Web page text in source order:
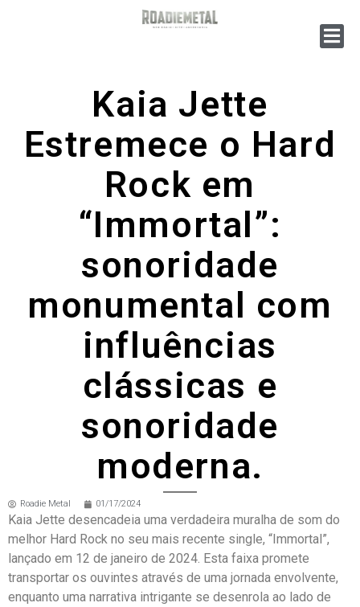
Kaia Jette
Estremece o Hard
Rock em
“Immortal”:
sonoridade
monumental com
influências
clássicas e
sonoridade
moderna.
Roadie Metal 01/17/2024
Kaia Jette desencadeia uma verdadeira muralha de som do
melhor Hard Rock no seu mais recente single, “Immortal”,
lançado em 12 de janeiro de 2024. Esta faixa promete
transportar os ouvintes através de uma jornada envolvente,
enquanto uma narrativa intrigante se desenrola ao lado de